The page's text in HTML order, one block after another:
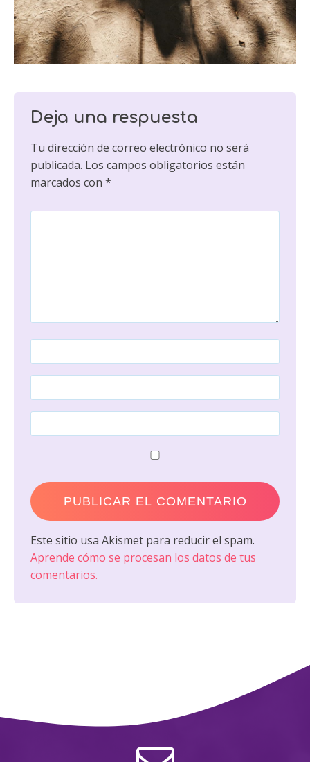
Deja una respuesta
Tu dirección de correo electrónico no será
publicada. Los campos obligatorios están
marcados con *
Este sitio usa Akismet para reducir el spam.
Aprende cómo se procesan los datos de tus
comentarios.